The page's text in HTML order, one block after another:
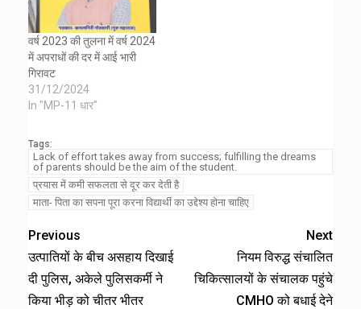
वर्ष 2023 की तुलना में वर्ष 2024
में अपराधों की दर में आई भारी
गिरावट
31/12/2024
In "MP-11 धार"
Tags:
Lack of effort takes away from success; fulfilling the dreams
of parents should be the aim of the student.
प्रयास में कमी सफलता से दूर कर देती है
माता- पिता का सपना पूरा करना विद्यार्थी का उद्देश्य होना चाहिए
Previous
उत्पातियों के बीच असहाय दिखाई
दी पुलिस, अकेले पुलिसकर्मी ने
किया भीड़ को चीतर भीतर
Next
नियम विरुद्ध संचालित
चिकित्सालयों के संचालक पहुंचे
CMHO को बधाई देने